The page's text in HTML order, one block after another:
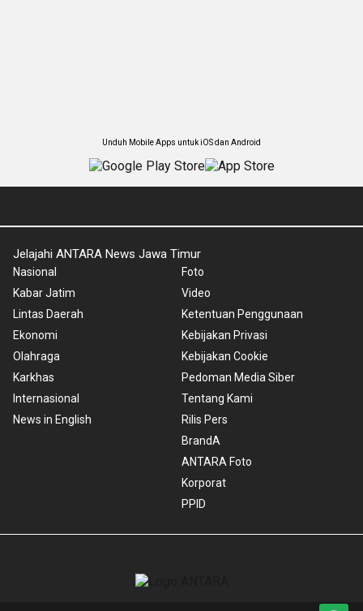
Unduh Mobile Apps untuk iOS dan Android
Jelajahi ANTARA News Jawa Timur
Nasional
Kabar Jatim
Lintas Daerah
Ekonomi
Olahraga
Karkhas
Internasional
News in English
Foto
Video
Ketentuan Penggunaan
Kebijakan Privasi
Kebijakan Cookie
Pedoman Media Siber
Tentang Kami
Rilis Pers
BrandA
ANTARA Foto
Korporat
PPID